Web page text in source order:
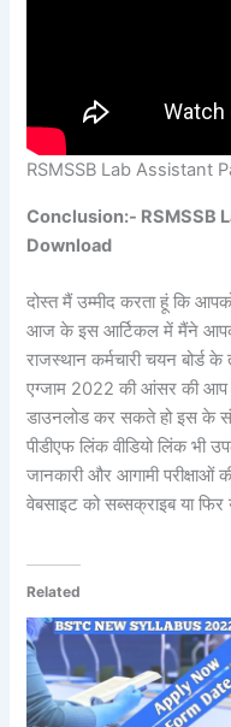
RSMSSB Lab Assistant
Conclusion:- RSMSSB
Download
दोस्त मैं उम्मीद करता हूं कि
आज के इस आर्टिकल में मैंने
राजस्थान कर्मचारी चयन बोर्ड
एग्जाम 2022 की आंसर की
डाउनलोड कर सकते हो इस के
पीडीएफ लिंक वीडियो लिंक भी
जानकारी और आगामी परीक्षाओं
वेबसाइट को सब्सक्राइब या
Related